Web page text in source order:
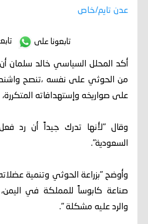
عدن تايم/خاص
تابعونا على
أكد المحلل السياسي خالد سلمان
من الحوثي على نفسه ،تنصح
على صواريخه وإستهدافاته
وقال "لأنها تدرك جيداً أن رد
السعودية".
وأوضح "بزراعة الحوثي وتنمية
صناعة كابوساً للمملكة في
والرد عليه مشكلة ".